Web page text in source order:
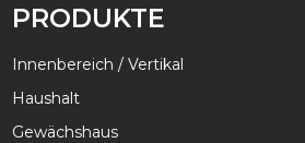
PRODUKTE
Innenbereich / Vertikal
Haushalt
Gewächshaus